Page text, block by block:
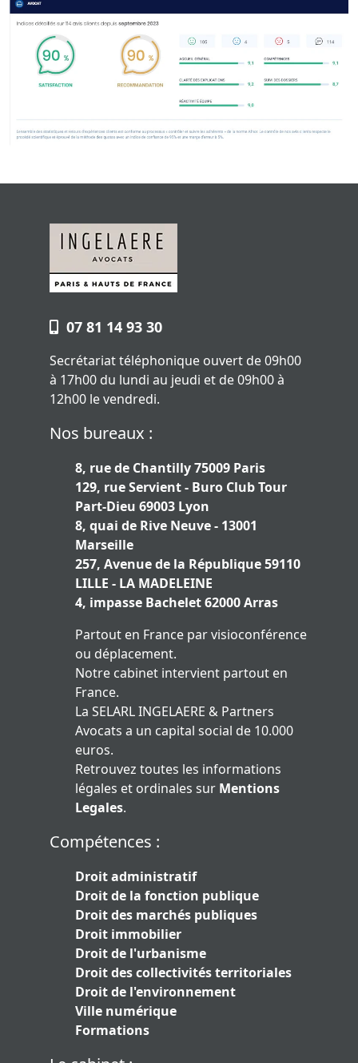
07 81 14 93 30
Secrétariat téléphonique ouvert de 09h00
à 17h00 du lundi au jeudi et de 09h00 à
12h00 le vendredi.
Nos bureaux :
8, rue de Chantilly 75009 Paris
129, rue Servient - Buro Club Tour
Part-Dieu 69003 Lyon
8, quai de Rive Neuve - 13001
Marseille
257, Avenue de la République 59110
LILLE - LA MADELEINE
4, impasse Bachelet 62000 Arras
Partout en France par visioconférence
ou déplacement.
Notre cabinet intervient partout en
France.
La SELARL INGELAERE & Partners
Avocats a un capital social de 10.000
euros.
Retrouvez toutes les informations
légales et ordinales sur Mentions
Legales.
Compétences :
Droit administratif
Droit de la fonction publique
Droit des marchés publiques
Droit immobilier
Droit de l'urbanisme
Droit des collectivités territoriales
Droit de l'environnement
Ville numérique
Formations